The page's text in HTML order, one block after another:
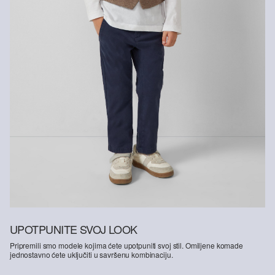
UPOTPUNITE SVOJ LOOK
Pripremili smo modele kojima ćete upotpuniti svoj stil. Omiljene komade
jednostavno ćete uključiti u savršenu kombinaciju.